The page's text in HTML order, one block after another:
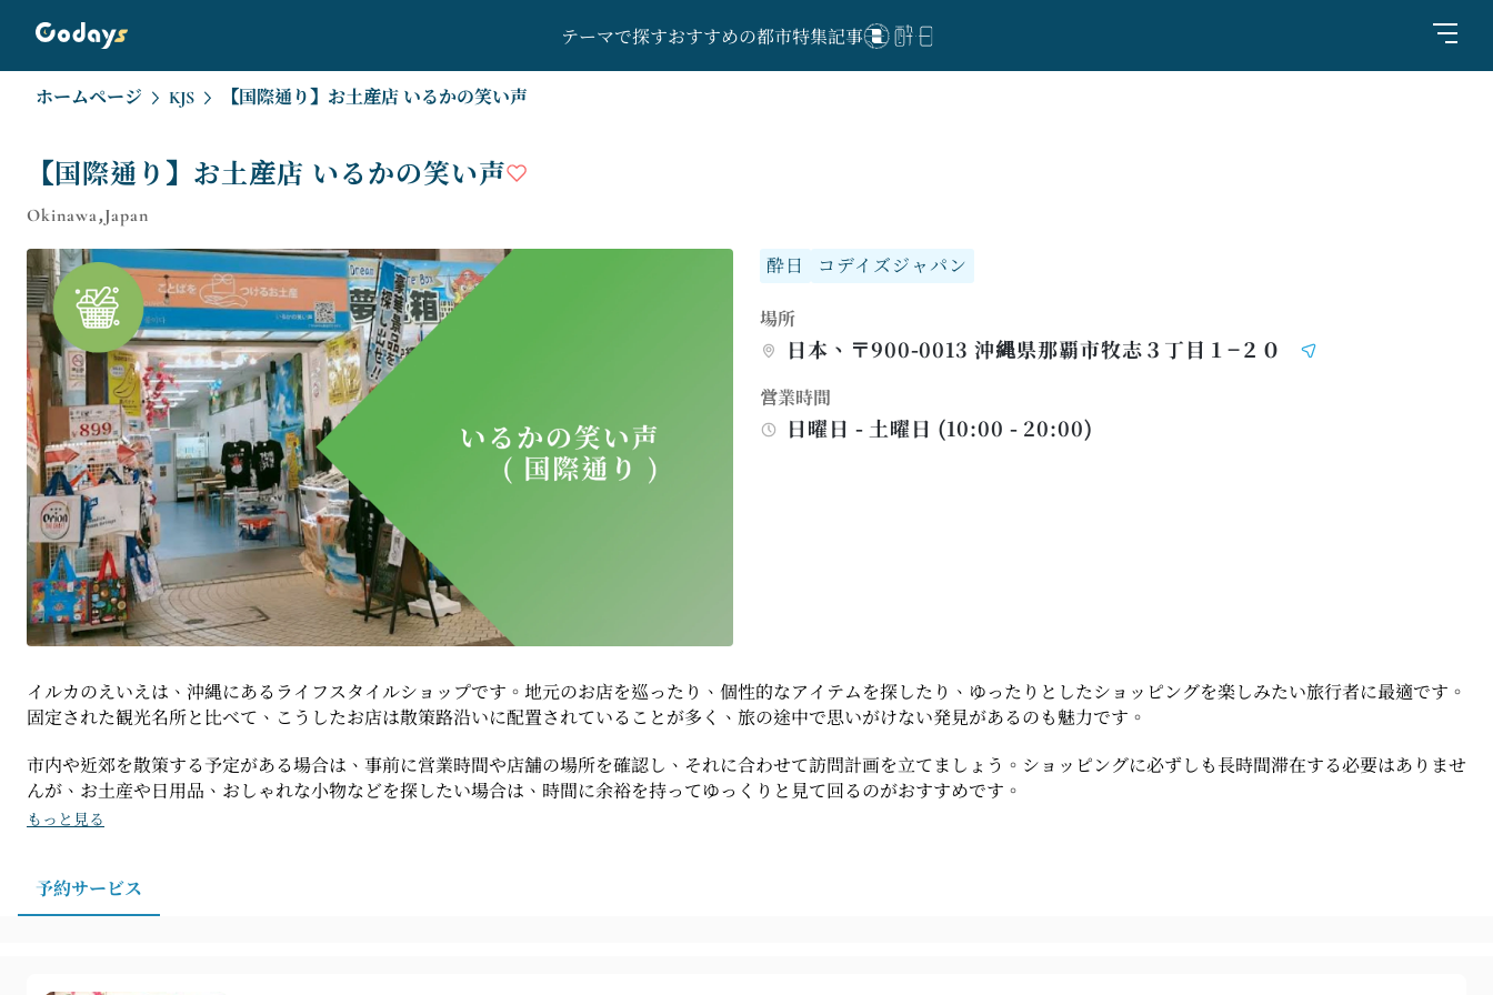
テーマで探すおすすめの都市特集記事
ホームページ KJS 【国際通り】お土産店 いるかの笑い声
【国際通り】お土産店 いるかの笑い声
Okinawa,Japan
酔日 コデイズジャパン
場所
日本、〒900-0013 沖縄県那覇市牧志３丁目１−２０
営業時間
日曜日 - 土曜日 (10:00 - 20:00)
イルカのえいえは、沖縄にあるライフスタイルショップです。地元のお店を巡ったり、個性的なアイテムを探したり、ゆったりとしたショッピングを楽しみたい旅行者に最適です。
固定された観光名所と比べて、こうしたお店は散策路沿いに配置されていることが多く、旅の途中で思いがけない発見があるのも魅力です。
市内や近郊を散策する予定がある場合は、事前に営業時間や店舗の場所を確認し、それに合わせて訪問計画を立てましょう。ショッピングに必ずしも長時間滞在する必要はありませ
んが、お土産や日用品、おしゃれな小物などを探したい場合は、時間に余裕を持ってゆっくりと見て回るのがおすすめです。
もっと見る
予約サービス